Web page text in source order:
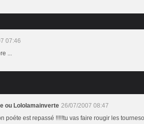
07:46
...
ou Lololamainverte 26/07/2007 08:47
poéte est repassé !!!!!tu vas faire rougir les